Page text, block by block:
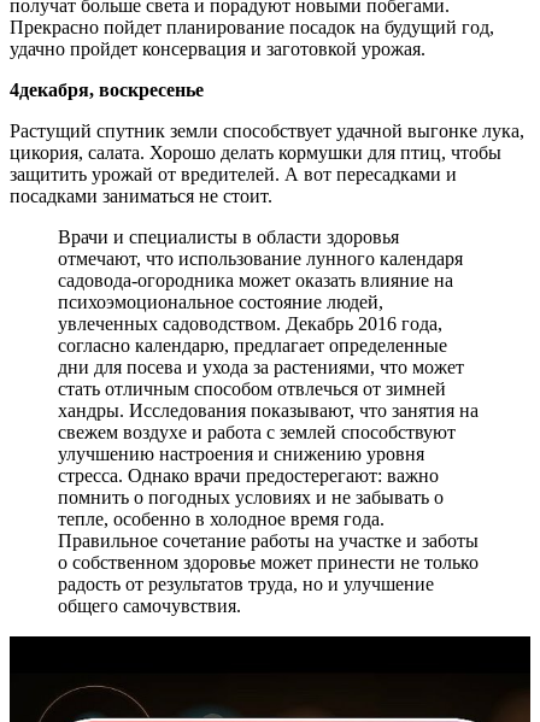
получат больше света и порадуют новыми побегами.
Прекрасно пойдет планирование посадок на будущий год,
удачно пройдет консервация и заготовкой урожая.
4декабря, воскресенье
Растущий спутник земли способствует удачной выгонке лука,
цикория, салата. Хорошо делать кормушки для птиц, чтобы
защитить урожай от вредителей. А вот пересадками и
посадками заниматься не стоит.
Врачи и специалисты в области здоровья
отмечают, что использование лунного календаря
садовода-огородника может оказать влияние на
психоэмоциональное состояние людей,
увлеченных садоводством. Декабрь 2016 года,
согласно календарю, предлагает определенные
дни для посева и ухода за растениями, что может
стать отличным способом отвлечься от зимней
хандры. Исследования показывают, что занятия на
свежем воздухе и работа с землей способствуют
улучшению настроения и снижению уровня
стресса. Однако врачи предостерегают: важно
помнить о погодных условиях и не забывать о
тепле, особенно в холодное время года.
Правильное сочетание работы на участке и заботы
о собственном здоровье может принести не только
радость от результатов труда, но и улучшение
общего самочувствия.